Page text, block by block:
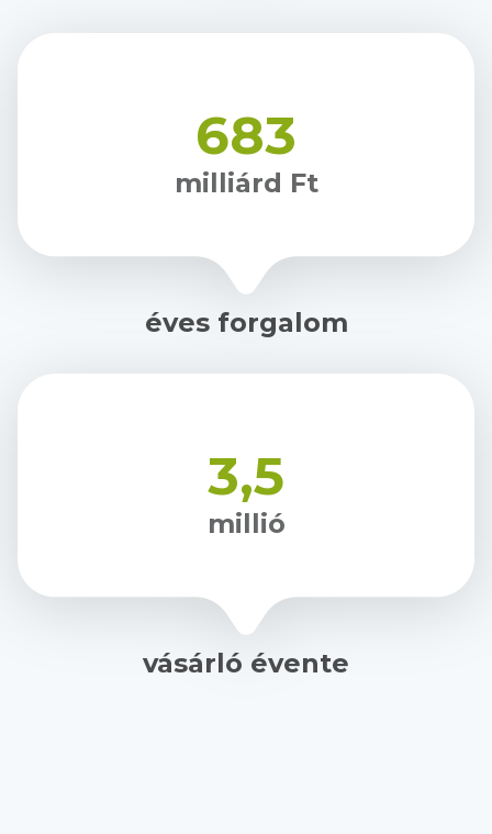
683
milliárd Ft
éves forgalom
3,5
millió
vásárló évente